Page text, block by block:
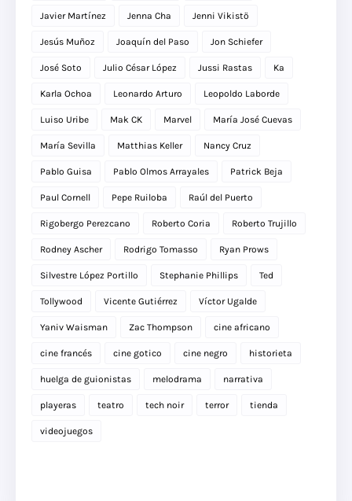
Javier Martínez Jenna Cha Jenni Vikistö
Jesús Muñoz Joaquín del Paso Jon Schiefer
José Soto Julio César López Jussi Rastas Ka
Karla Ochoa Leonardo Arturo Leopoldo Laborde
Luiso Uribe Mak CK Marvel María José Cuevas
María Sevilla Matthias Keller Nancy Cruz
Pablo Guisa Pablo Olmos Arrayales Patrick Beja
Paul Cornell Pepe Ruiloba Raúl del Puerto
Rigobergo Perezcano Roberto Coria Roberto Trujillo
Rodney Ascher Rodrigo Tomasso Ryan Prows
Silvestre López Portillo Stephanie Phillips Ted
Tollywood Vicente Gutiérrez Víctor Ugalde
Yaniv Waisman Zac Thompson cine africano
cine francés cine gotico cine negro historieta
huelga de guionistas melodrama narrativa
playeras teatro tech noir terror tienda
videojuegos